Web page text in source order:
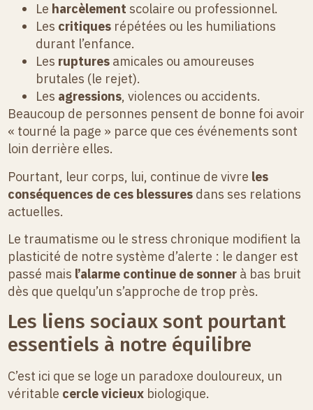
Le harcèlement scolaire ou professionnel.
Les critiques répétées ou les humiliations
durant l’enfance.
Les ruptures amicales ou amoureuses
brutales (le rejet).
Les agressions, violences ou accidents.
Beaucoup de personnes pensent de bonne foi avoir
« tourné la page » parce que ces événements sont
loin derrière elles.
Pourtant, leur corps, lui, continue de vivre les
conséquences de ces blessures dans ses relations
actuelles.
Le traumatisme ou le stress chronique modifient la
plasticité de notre système d’alerte : le danger est
passé mais l’alarme continue de sonner à bas bruit
dès que quelqu’un s’approche de trop près.
Les liens sociaux sont pourtant
essentiels à notre équilibre
C’est ici que se loge un paradoxe douloureux, un
véritable cercle vicieux biologique.